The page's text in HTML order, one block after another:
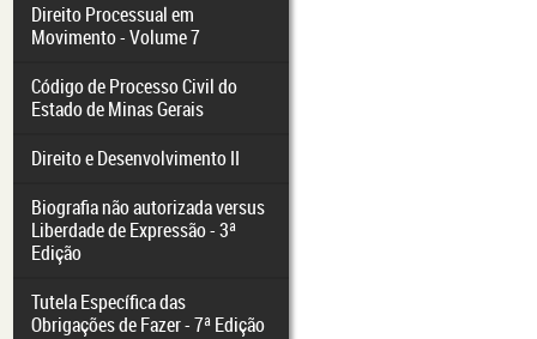
Direito Processual em
Movimento - Volume 7
Código de Processo Civil do
Estado de Minas Gerais
Direito e Desenvolvimento II
Biografia não autorizada versus
Liberdade de Expressão - 3ª
Edição
Tutela Específica das
Obrigações de Fazer - 7ª Edição